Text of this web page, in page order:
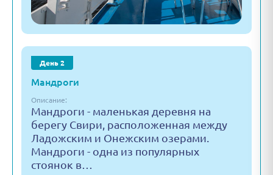
День 2
Мандроги
Описание:
Мандроги - маленькая деревня на
берегу Свири, расположенная между
Ладожским и Онежским озерами.
Мандроги - одна из популярных
стоянок в…